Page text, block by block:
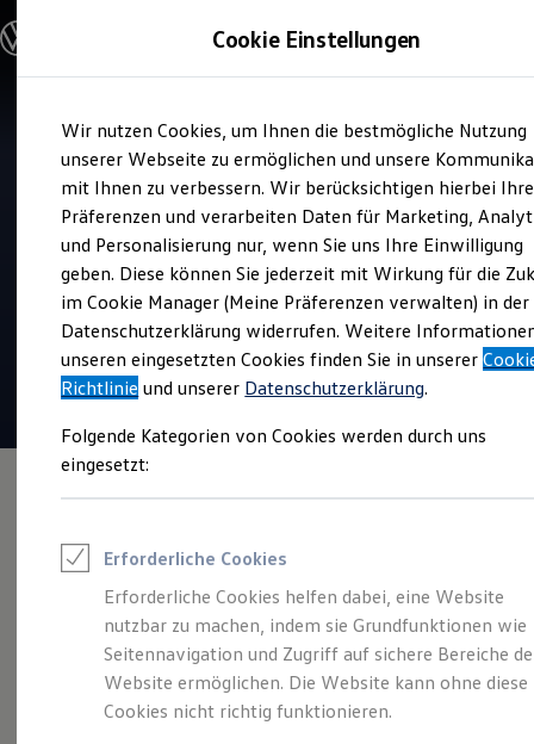
Hauptinhalt
springen
Footer
springen
Modelle und Konfigurator
Modelle vergleichen
Elektroautos
ENERGY Sondermodelle
Nutzfahrzeuge
SUV und CUV
Familienautos
Kombis
Kompaktwagen
Sportwagen
Schnell verfügbare Fahrzeuge
Angebote und Produkte
Aktuelle Angebote
E-Auto-Förderung
Volkswagen Marktplatz
Junge Gebrauchtwagen und Gebrauchtwagen
Volkswagen Zertifizierte Gebrauchtwagen
Zubehör- und Serviceangebote
Leasing
Leasing-Angebote
Gebrauchtwagen Leasing
Junge Gebrauchtwagen-Leasing
Elektroauto Leasing
Kleinwagen-Leasing
Leasing ohne Anzahlung
Finanzierung
Verkauf und Service
Autohaus Jacob Fleischhauer
Köln-Ehrenfeld
Top Kundenzufriedenheit Verkauf 2026
4.7|567 Bewertungen
Angebot gültig bis 30.09.2026 Geschäftskunden
Sommer gut, Rate noch besser.
Cookie Einstellungen
Wir nutzen Cookies, um Ihnen die bestmögliche Nutzung
unserer Webseite zu ermöglichen und unsere
mit Ihnen zu verbessern. Wir berücksichtigen hierbei Ihre
Präferenzen und verarbeiten Daten für Marketing,
und Personalisierung nur, wenn Sie uns Ihre Einwilligung
geben. Diese können Sie jederzeit mit Wirkung für die
im Cookie Manager (Meine Präferenzen verwalten) in der
Datenschutzerklärung widerrufen. Weitere
unseren eingesetzten Cookies finden Sie in unserer
Richtlinie und unserer Datenschutzerklärung.
Folgende Kategorien von Cookies werden durch uns
eingesetzt:
Erforderliche Cookies
Erforderliche Cookies helfen dabei, eine Website
nutzbar zu machen, indem sie Grundfunktionen wie
Seitennavigation und Zugriff auf sichere Bereiche
Website ermöglichen. Die Website kann ohne diese
Cookies nicht richtig funktionieren.